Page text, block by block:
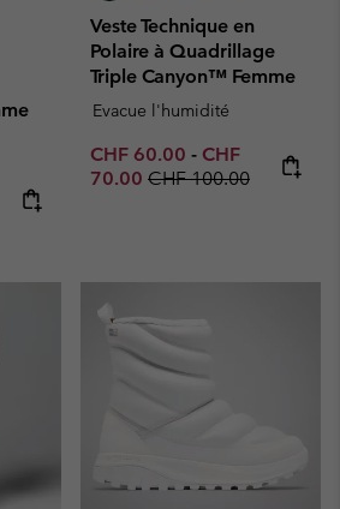
Veste Technique en
Polaire à Quadrillage
Triple Canyon™ Femme
Evacue l'humidité
Minimum sale price:
CHF 60.00 - Maximum sale
CHF
70.00 Regular price:
CHF 100.00